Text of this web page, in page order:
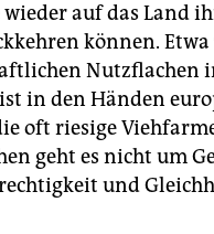
auf das Land
können. Etwa
Nutzflachen
in den Händen
oft riesige
geht es nicht um
und